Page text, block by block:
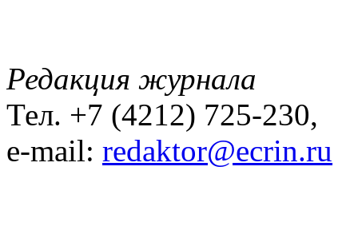
Редакция журнала
Тел. +7 (4212) 725-230,
e-mail: redaktor@ecrin.ru